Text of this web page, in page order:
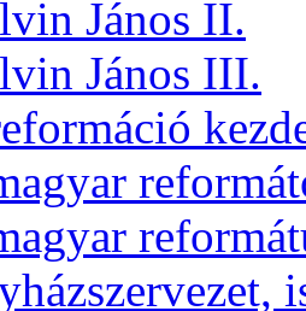
János II.
János III.